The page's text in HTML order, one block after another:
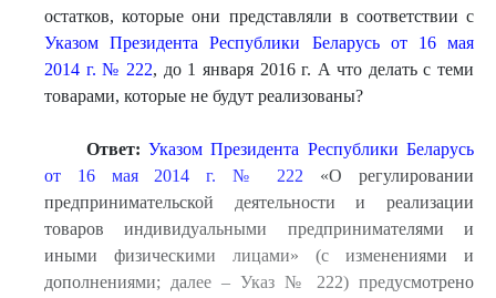
остатков, которые они представляли в соответствии с
Указом Президента Республики Беларусь от 16 мая
2014 г. № 222, до 1 января 2016 г. А что делать с теми
товарами, которые не будут реализованы?
Ответ: Указом Президента Республики Беларусь
от 16 мая 2014 г. № 222 «О регулировании
предпринимательской деятельности и реализации
товаров индивидуальными предпринимателями и
иными физическими лицами» (с изменениями и
дополнениями; далее – Указ № 222) предусмотрено